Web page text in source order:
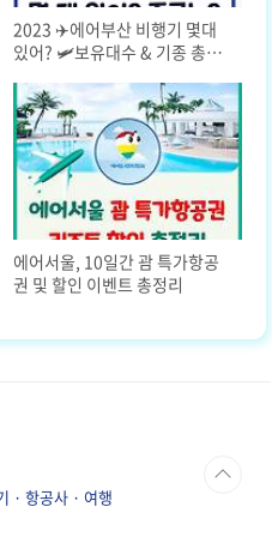
2023 ✈️에어부산 비행기 몇대
있어? 🛩️보유대수 & 기종 총정
에어서울, 10일간 괌 특가항공
권 및 할인 이벤트 총정리
· 항공사 · 여행